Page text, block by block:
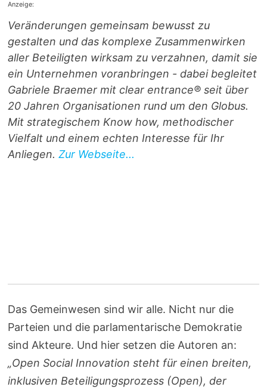
Anzeige:
Veränderungen gemeinsam bewusst zu
gestalten und das komplexe Zusammenwirken
aller Beteiligten wirksam zu verzahnen, damit sie
ein Unternehmen voranbringen - dabei begleitet
Gabriele Braemer mit clear entrance® seit über
20 Jahren Organisationen rund um den Globus.
Mit strategischem Know how, methodischer
Vielfalt und einem echten Interesse für Ihr
Anliegen.Zur Webseite...
Das Gemeinwesen sind wir alle. Nicht nur die
Parteien und die parlamentarische Demokratie
sind Akteure. Und hier setzen die Autoren an:
„Open Social Innovation steht für einen breiten,
inklusiven Beteiligungsprozess (Open), der